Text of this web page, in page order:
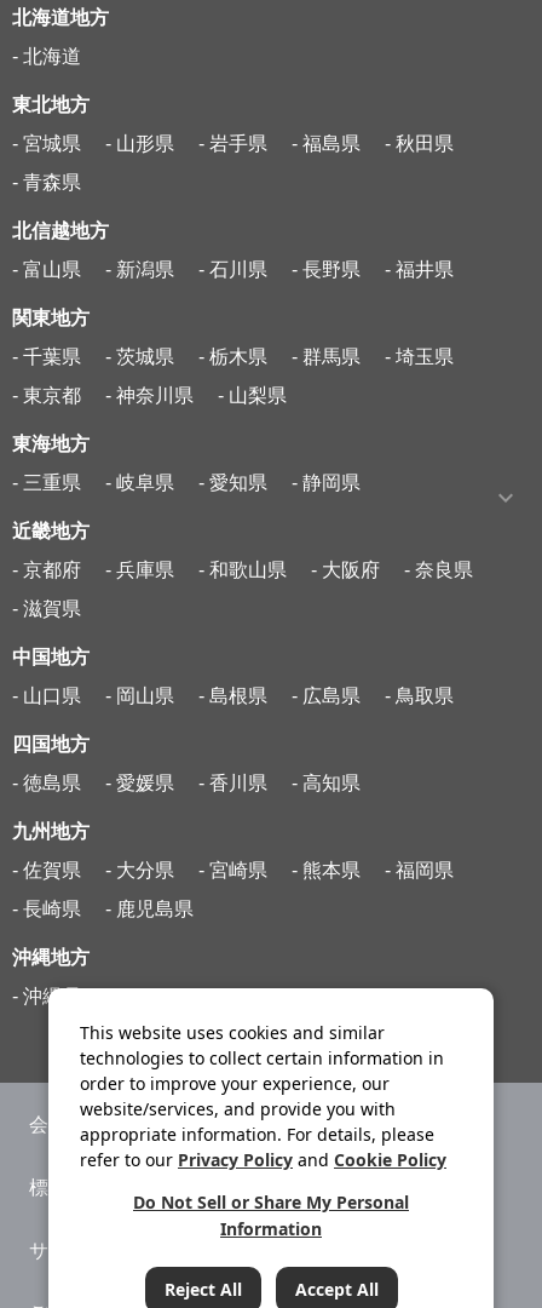
北海道地方
- 北海道
東北地方
- 宮城県
- 山形県 - 岩手県 - 福島県
- 秋田県
- 青森県
北信越地方
- 富山県
- 新潟県 - 石川県 - 長野県 - 福井県
関東地方
- 千葉県
- 茨城県 - 栃木県 - 群馬県
- 埼玉県
- 東京都
- 神奈川県 - 山梨県
東海地方
- 三重県
- 岐阜県 - 愛知県 - 静岡県
近畿地方
- 京都府
- 兵庫県 - 和歌山県 - 大阪府
- 奈良県
- 滋賀県
中国地方
- 山口県
- 岡山県 - 島根県 - 広島県 - 鳥取県
四国地方
- 徳島県
- 愛媛県 - 香川県 - 高知県
九州地方
- 佐賀県
- 大分県 - 宮崎県 - 熊本県
- 福岡県
- 長崎県
- 鹿児島県
沖縄地方
- 沖縄県
会社案内 ニュースリリース
標識・約款
サイトマップ
This website uses cookies and similar
technologies to collect certain information in
order to improve your experience, our
website/services, and provide you with
appropriate information. For details, please
refer to our Privacy Policy and Cookie Policy
Do Not Sell or Share My Personal
Information
Reject All Accept All